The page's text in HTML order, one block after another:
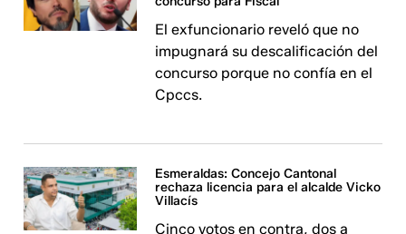
El exfuncionario reveló que no
impugnará su descalificación del
concurso porque no confía en el
Cpccs.
Esmeraldas: Concejo Cantonal
rechaza licencia para el alcalde Vicko
Villacís
Cinco votos en contra, dos a